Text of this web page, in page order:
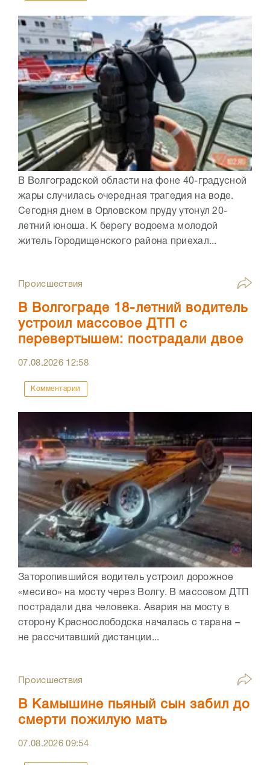
В Волгоградской области на фоне 40-градусной
жары случилась очередная трагедия на воде.
Сегодня днем в Орловском пруду утонул 20-
летний юноша. К берегу водоема молодой
житель Городищенского района приехал...
Происшествия
В Волгограде 18-летний водитель
устроил массовое ДТП с
перевертышем: пострадали двое
07.08.2026 12:58
Комментарии
Заторопившийся водитель устроил дорожное
«месиво» на мосту через Волгу. В массовом ДТП
пострадали два человека. Авария на мосту в
сторону Краснослободска началась с тарана –
не рассчитавший дистанции...
Происшествия
В Камышине пьяный сын забил до
смерти пожилую мать
07.08.202609:54